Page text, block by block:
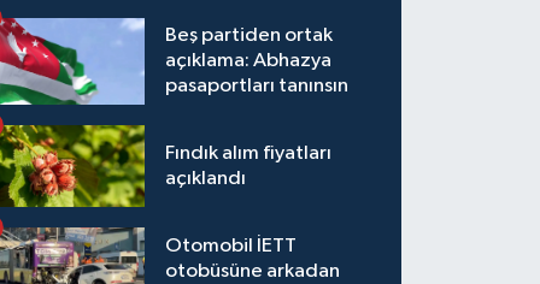
Beş partiden ortak
açıklama: Abhazya
pasaportları tanınsın
Fındık alım fiyatları
açıklandı
Otomobil İETT
otobüsüne arkadan